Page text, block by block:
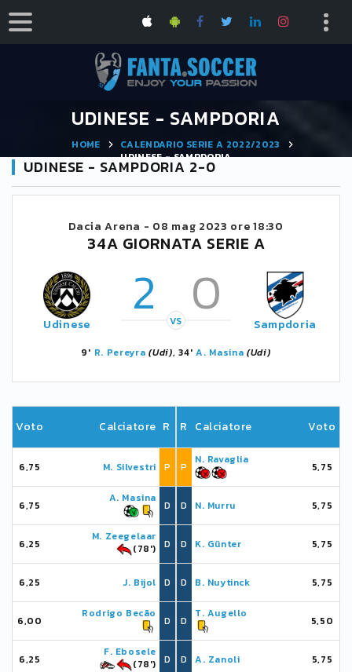
UDINESE - SAMPDORIA
HOME
CALENDARIO SERIE A 2022/2023
UDINESE - SAMPDORIA
UDINESE - SAMPDORIA 2-0
Dacia Arena - 08 mag 2023 ore 18:30
34A GIORNATA SERIE A
Udinese 2 0
VS Sampdoria
9' R. Pereyra (Udi), 34' A. Masina (Udi)
Voto Calciatore R
6,75 M. Silvestri P
6,75
A. Masina
D
6,25
M. Zeegelaar
(78')
D
6,25 J. Bijol D
6,00
Rodrigo Becão
D
6,25
F. Ebosele
(78')
D
R Calciatore Voto
P
N. Ravaglia
5,75
D N. Murru 5,75
D K. Günter 5,75
D B. Nuytinck 5,75
D
T. Augello
5,50
D A. Zanoli 5,75